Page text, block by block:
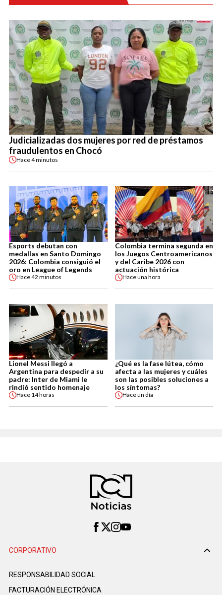
Judicializadas dos mujeres por red de préstamos
fraudulentos en Chocó
Hace4 minutos
Esports debutan con
medallas en Santo Domingo
2026: Colombia consiguió el
oro en League of Legends
Hace42 minutos
Colombia termina segunda en
los Juegos Centroamericanos
y del Caribe 2026 con
actuación histórica
Haceuna hora
Lionel Messi llegó a
Argentina para despedir a su
padre: Inter de Miami le
rindió sentido homenaje
Hace 14 horas
¿Qué es la fase lútea, cómo
afecta a las mujeres y cuáles
son las posibles soluciones a
los síntomas?
Haceun día
CORPORATIVO
RESPONSABILIDAD SOCIAL
FACTURACIÓN ELECTRÓNICA